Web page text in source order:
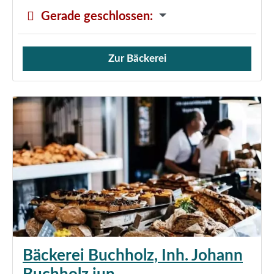
Gerade geschlossen:
Verkauf von Brötchen,
Zur Bäckerei
Bäckerei Buchholz, Inh. Johann